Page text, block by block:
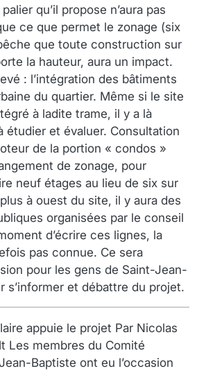
qu’il propose n’aura pas
ce que permet le zonage (six
que toute construction sur
la hauteur, aura un impact.
: l’intégration des bâtiments
du quartier. Même si le site
à ladite trame, il y a là
étudier et évaluer. Consultation
de la portion « condos »
de zonage, pour
neuf étages au lieu de six sur
à ouest du site, il y aura des
organisées par le conseil
d’écrire ces lignes, la
pas connue. Ce sera
pour les gens de Saint-Jean-
s’informer et débattre du projet.
appuie le projet Par Nicolas
Les membres du Comité
Baptiste ont eu l’occasion